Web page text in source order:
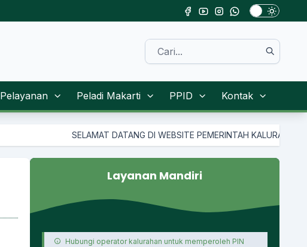
Pelayanan Peladi Makarti PPID Kontak
SELAMAT DATANG DI WEBSITE PEMERINTAH KALURAHAN
Layanan Mandiri
Hubungi operator kalurahan untuk memperoleh PIN